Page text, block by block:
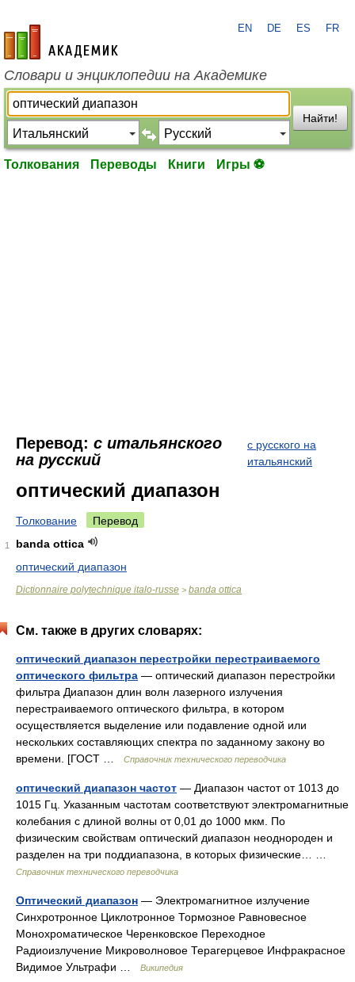
academic.ru
EN DE ES FR
Словари и энциклопедии на Академике
Найти!
Толкования Переводы Книги Игры ⚽
Перевод: с итальянского
на русский
с русского на
итальянский
оптический диапазон
Толкование Перевод
1
banda ottica
оптический диапазон
Dictionnaire polytechnique italo-russe > banda ottica
См. также в других словарях:
оптический диапазон перестройки перестраиваемого
оптического фильтра — оптический диапазон перестройки
фильтра Диапазон длин волн лазерного излучения
перестраиваемого оптического фильтра, в котором
осуществляется выделение или подавление одной или
нескольких составляющих спектра по заданному закону во
времени. [ГОСТ …
Справочник технического переводчика
оптический диапазон частот — Диапазон частот от 1013 до
1015 Гц. Указанным частотам соответствуют электромагнитные
колебания с длиной волны от 0,01 до 1000 мкм. По
физическим свойствам оптический диапазон неоднороден и
разделен на три поддиапазона, в которых физические… …
Справочник технического переводчика
Оптический диапазон — Электромагнитное излучение
Синхротронное Циклотронное Тормозное Равновесное
Монохроматическое Черенковское Переходное
Радиоизлучение Микроволновое Терагерцевое Инфракрасное
Видимое Ультрафи …
Википедия